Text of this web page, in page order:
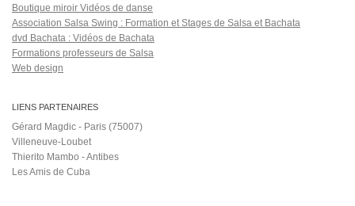
Boutique miroir Vidéos de danse
Association Salsa Swing : Formation et Stages de Salsa et Bachata
dvd Bachata : Vidéos de Bachata
Formations professeurs de Salsa
Web design
LIENS PARTENAIRES
Gérard Magdic - Paris (75007)
Villeneuve-Loubet
Thierito Mambo - Antibes
Les Amis de Cuba